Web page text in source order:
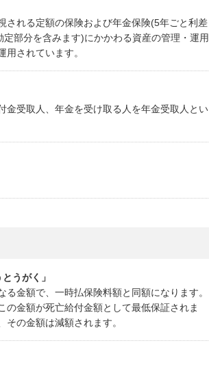
される定額の保険および年金保険(5年ごと利差
部分を含みます)にかかわる資産の管理・運用
されています。
金受取人、年金を受け取る人を年金受取人とい
うがく」
金額で、一時払保険料額と同額になります。
の金額が死亡給付金額として最低保証されま
の金額は減額されます。